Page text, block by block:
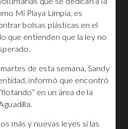
Mi Playa Limpia, es
bolsas plásticas en el
que entienden que la ley no
de esta semana, Sandy
informó que encontró
en un área de la
más y nuevas leyes si las